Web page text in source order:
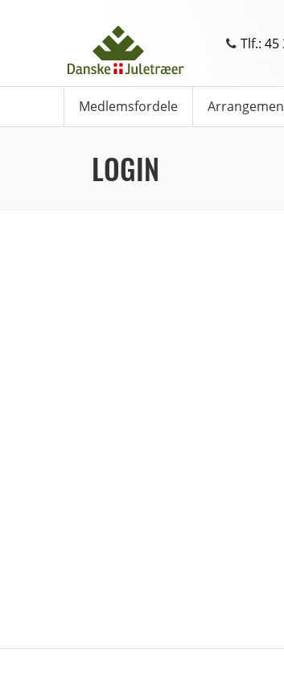
Tlf.: 45
Medlemsfordele
LOGIN